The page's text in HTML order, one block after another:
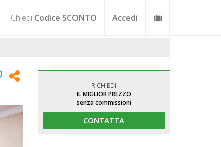
Chiedi Codice SCONTO Accedi
RICHIEDI
IL MIGLIOR PREZZO
senza commissioni
CONTATTA